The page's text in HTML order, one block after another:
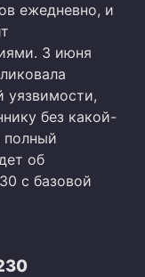
ежедневно, и
3 июня
уязвимости,
без какой-
полный
об
с базовой